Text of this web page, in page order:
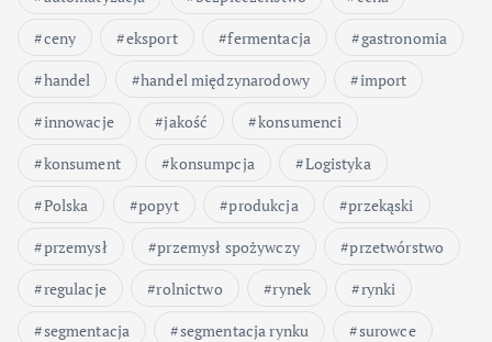
ceny
eksport fermentacja
gastronomia
handel
handel międzynarodowy
import
innowacje
jakość
konsumenci
konsument
konsumpcja
Logistyka
Polska
popyt produkcja
przekąski
przemysł
przemysł spożywczy
przetwórstwo
regulacje
rolnictwo rynek
rynki
segmentacja
segmentacja rynku
surowce